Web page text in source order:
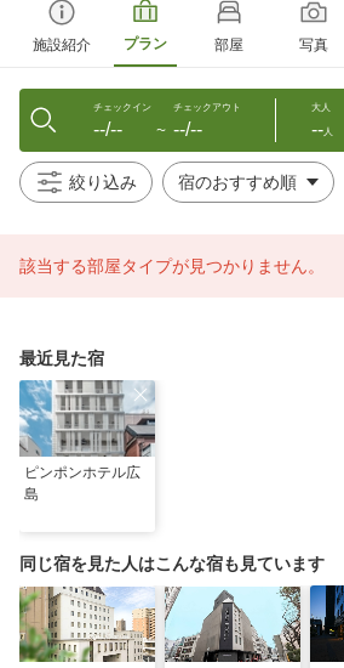
施設紹介 プラン 部屋 写真
チェックイン
--/-- 〜
チェックアウト
--/--
大人
--人
絞り込み
該当する部屋タイプが見つかりません。
最近見た宿
ピンポンホテル広
島
同じ宿を見た人はこんな宿も見ています